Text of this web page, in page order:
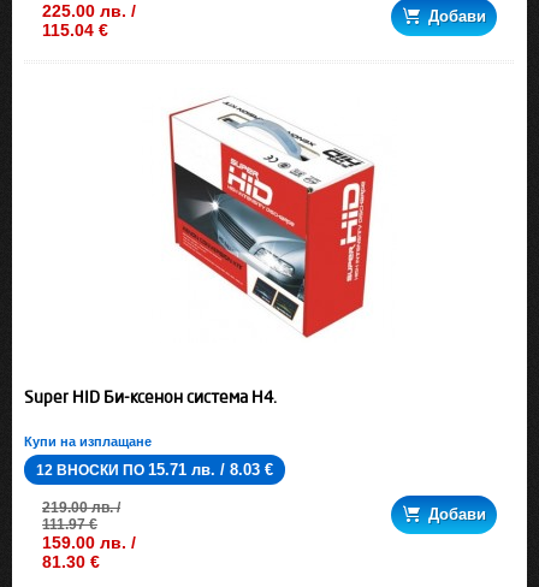
225.00 лв. /
115.04 €
Добави
Super HID Би-ксенон система H4.
Купи на изплащане
12 ВНОСКИ ПО 15.71 лв. / 8.03 €
219.00 лв. /
111.97 €
159.00 лв. /
81.30 €
Добави